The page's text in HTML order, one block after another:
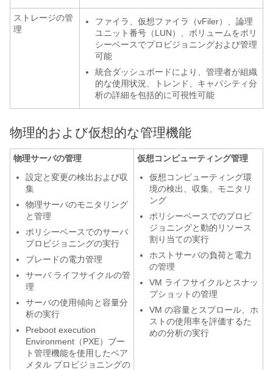
ストレージの管
理
ファイラ、仮想ファイラ（vFiler）、論理
ユニット番号（LUN）、ボリュームをポリ
シーベースでプロビジョニングおよび管理
可能
統合ダッシュボードにより、管理者が組織
的な使用状況、トレンド、キャパシティ分
析の詳細を包括的に可視性可能
物理的および仮想的な管理機能
物理サーバの管理
設定と変更の検出および収
集
物理サーバのモニタリング
と管理
ポリシーベースでのサーバ
プロビジョニングの実行
ブレードの電力管理
サーバ ライフサイクルの管
理
サーバの使用傾向と容量分
析の実行
Preboot execution
Environment（PXE）ブー
ト管理機能を使用したベア
メタル プロビジョニングの
仮想コンピューティング管理
仮想コンピューティング環
境の検出、収集、モニタリ
ング
ポリシーベースでのプロビ
ジョニングと動的リソース
割り当ての実行
ホストサーバの負荷と電力
の管理
VM ライフサイクルとスナッ
プショットの管理
VM の容量とスプロール、ホ
ストの使用率を評価するた
めの分析の実行